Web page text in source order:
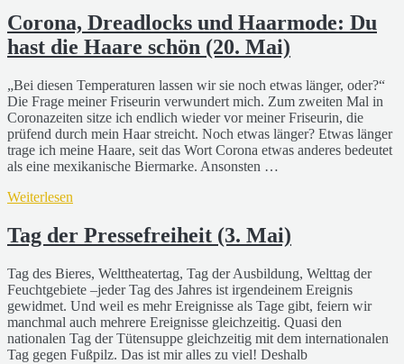
Corona, Dreadlocks und Haarmode: Du
hast die Haare schön (20. Mai)
„Bei diesen Temperaturen lassen wir sie noch etwas länger, oder?“
Die Frage meiner Friseurin verwundert mich. Zum zweiten Mal in
Coronazeiten sitze ich endlich wieder vor meiner Friseurin, die
prüfend durch mein Haar streicht. Noch etwas länger? Etwas länger
trage ich meine Haare, seit das Wort Corona etwas anderes bedeutet
als eine mexikanische Biermarke. Ansonsten …
Weiterlesen
Tag der Pressefreiheit (3. Mai)
Tag des Bieres, Welttheatertag, Tag der Ausbildung, Welttag der
Feuchtgebiete –jeder Tag des Jahres ist irgendeinem Ereignis
gewidmet. Und weil es mehr Ereignisse als Tage gibt, feiern wir
manchmal auch mehrere Ereignisse gleichzeitig. Quasi den
nationalen Tag der Tütensuppe gleichzeitig mit dem internationalen
Tag gegen Fußpilz. Das ist mir alles zu viel! Deshalb